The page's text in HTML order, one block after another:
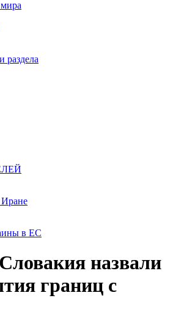
раздела
в ЕС
назвали
границ с